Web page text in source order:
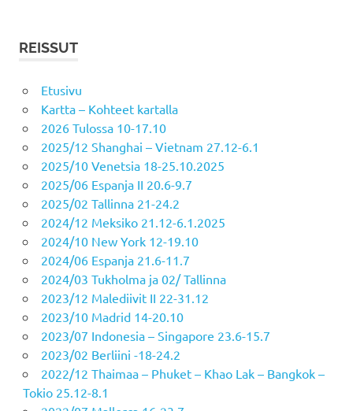
REISSUT
Etusivu
Kartta – Kohteet kartalla
2026 Tulossa 10-17.10
2025/12 Shanghai – Vietnam 27.12-6.1
2025/10 Venetsia 18-25.10.2025
2025/06 Espanja II 20.6-9.7
2025/02 Tallinna 21-24.2
2024/12 Meksiko 21.12-6.1.2025
2024/10 New York 12-19.10
2024/06 Espanja 21.6-11.7
2024/03 Tukholma ja 02/ Tallinna
2023/12 Malediivit II 22-31.12
2023/10 Madrid 14-20.10
2023/07 Indonesia – Singapore 23.6-15.7
2023/02 Berliini -18-24.2
2022/12 Thaimaa – Phuket – Khao Lak – Bangkok –
Tokio 25.12-8.1